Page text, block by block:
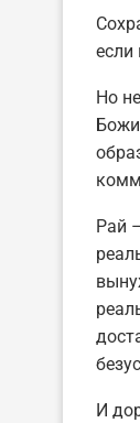
если
Но
Рай
И